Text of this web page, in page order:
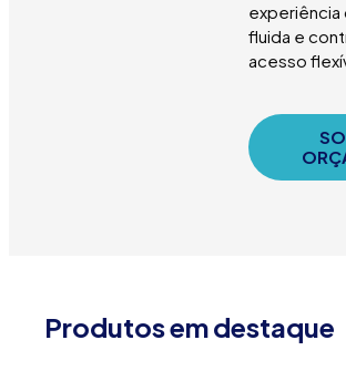
experiência
fluida e
acesso
Produtos em destaque